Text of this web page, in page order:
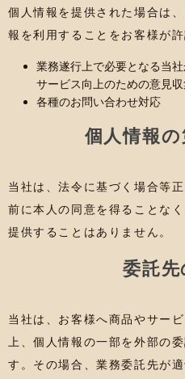
個人情報を提供された場合は
報を利用することをお客様が
業務遂行上で必要となる当
サービス向上のための意見
各種のお問い合わせ対応
個人情報
当社は、法令に基づく場合等
前に本人の同意を得ることな
提供することはありません。
委託先
当社は、お客様へ商品やサー
上、個人情報の一部を外部の
す。その場合、業務委託先が